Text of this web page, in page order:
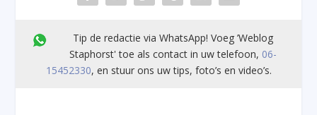
Tip de redactie via WhatsApp! Voeg ’Weblog
Staphorst' toe als contact in uw telefoon, 06-
15452330, en stuur ons uw tips, foto’s en video’s.